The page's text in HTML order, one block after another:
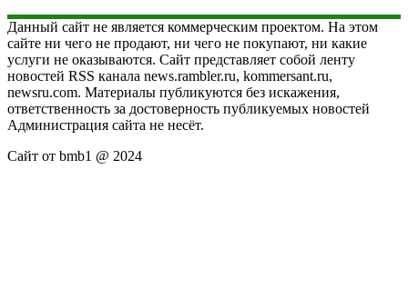
Данный сайт не является коммерческим проектом. На этом
сайте ни чего не продают, ни чего не покупают, ни какие
услуги не оказываются. Сайт представляет собой ленту
новостей RSS канала news.rambler.ru, kommersant.ru,
newsru.com. Материалы публикуются без искажения,
ответственность за достоверность публикуемых новостей
Администрация сайта не несёт.
Сайт от bmb1 @ 2024